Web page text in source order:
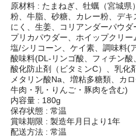
原材料 : たまねぎ、牡蠣（宮城
粉、牛脂、砂糖、カレー粉、デ
にく、生姜、コリアンダーパウ
プリカパウダー、ホイップクリ
塩/シリコーン、ケイ素、調味料(
酸味料(DL-リンゴ酸、フィチン酸
酸化防止剤（ビタミンC）、乳化
メタリン酸Na、増粘多糖類、カ
牛肉・乳・りんご・豚肉を含む)
内容量 : 180g
保存状態 : 常温
賞味期限 : 製造年月日より1年
配送方法 : 常温